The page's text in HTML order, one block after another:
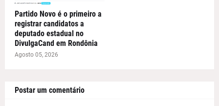
Partido Novo é o primeiro a
registrar candidatos a
deputado estadual no
DivulgaCand em Rondônia
Agosto 05, 2026
Postar um comentário